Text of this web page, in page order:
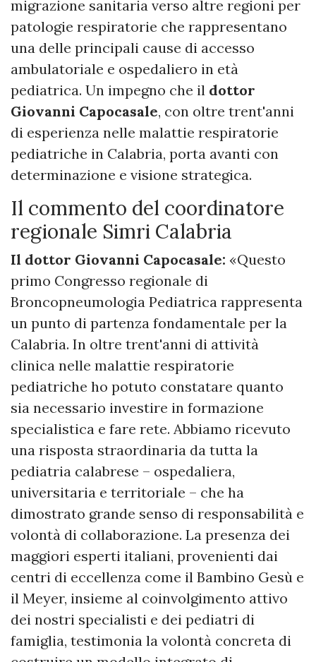
migrazione sanitaria verso altre regioni per
patologie respiratorie che rappresentano
una delle principali cause di accesso
ambulatoriale e ospedaliero in età
pediatrica. Un impegno che il dottor
Giovanni Capocasale, con oltre trent'anni
di esperienza nelle malattie respiratorie
pediatriche in Calabria, porta avanti con
determinazione e visione strategica.
Il commento del coordinatore
regionale Simri Calabria
Il dottor Giovanni Capocasale: «Questo
primo Congresso regionale di
Broncopneumologia Pediatrica rappresenta
un punto di partenza fondamentale per la
Calabria. In oltre trent'anni di attività
clinica nelle malattie respiratorie
pediatriche ho potuto constatare quanto
sia necessario investire in formazione
specialistica e fare rete. Abbiamo ricevuto
una risposta straordinaria da tutta la
pediatria calabrese – ospedaliera,
universitaria e territoriale – che ha
dimostrato grande senso di responsabilità e
volontà di collaborazione. La presenza dei
maggiori esperti italiani, provenienti dai
centri di eccellenza come il Bambino Gesù e
il Meyer, insieme al coinvolgimento attivo
dei nostri specialisti e dei pediatri di
famiglia, testimonia la volontà concreta di